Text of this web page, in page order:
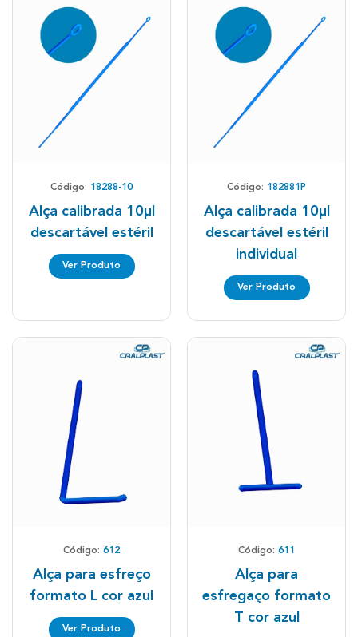
Código: 18288-10
Alça calibrada 10µl
descartável estéril
Ver Produto
Código: 182881P
Alça calibrada 10µl
descartável estéril
individual
Ver Produto
Código: 612
Alça para esfreço
formato L cor azul
Ver Produto
Código: 611
Alça para
esfregaço formato
T cor azul